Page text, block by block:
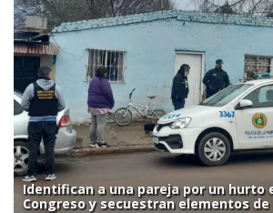
Identifican a una pareja por un hurto
Congreso y secuestran elementos